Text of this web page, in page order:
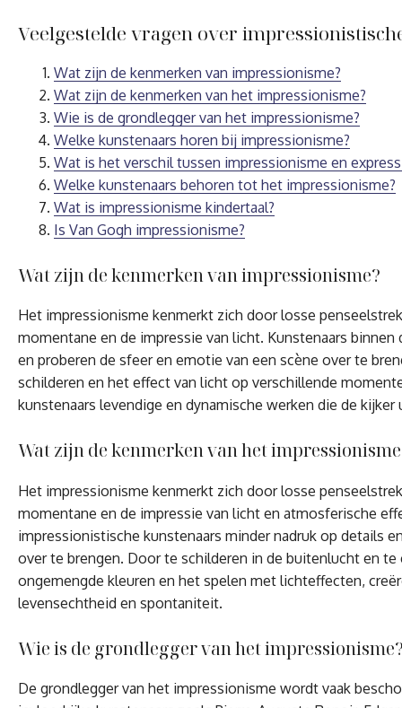
Veelgestelde vragen over
Wat zijn de kenmerken van impressionisme?
Wat zijn de kenmerken van het impressionisme?
Wie is de grondlegger van het impressionisme?
Welke kunstenaars horen bij impressionisme?
Wat is het verschil tussen impressionisme en
Welke kunstenaars behoren tot het impressionisme?
Wat is impressionisme kindertaal?
Is Van Gogh impressionisme?
Wat zijn de kenmerken van impressionisme?
Het impressionisme kenmerkt zich door losse
momentane en de impressie van licht. Kunstenaars
en proberen de sfeer en emotie van een scène over te
schilderen en het effect van licht op verschillende
kunstenaars levendige en dynamische werken die de
Wat zijn de kenmerken van het
Het impressionisme kenmerkt zich door losse
momentane en de impressie van licht en atmosferische
impressionistische kunstenaars minder nadruk op details
over te brengen. Door te schilderen in de buitenlucht en
ongemengde kleuren en het spelen met lichteffecten,
levensechtheid en spontaniteit.
Wie is de grondlegger van het
De grondlegger van het impressionisme wordt vaak